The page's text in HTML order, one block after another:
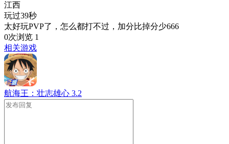
江西
玩过39秒
太好玩PVP了，怎么都打不过，加分比掉分少666
0次浏览 1
相关游戏
航海王：壮志雄心 3.2